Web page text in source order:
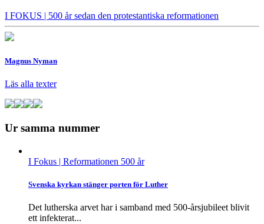
I FOKUS | 500 år sedan den protestantiska reformationen
Magnus Nyman
Läs alla texter
Ur samma nummer
I Fokus | Reformationen 500 år
Svenska kyrkan stänger porten för Luther
Det lutherska arvet har i samband med 500-årsjubileet blivit
ett infekterat...